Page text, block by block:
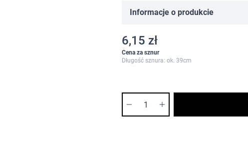
Informacje o produkcie
6,15 zł
Cena za sznur
Długość sznura: ok. 39cm